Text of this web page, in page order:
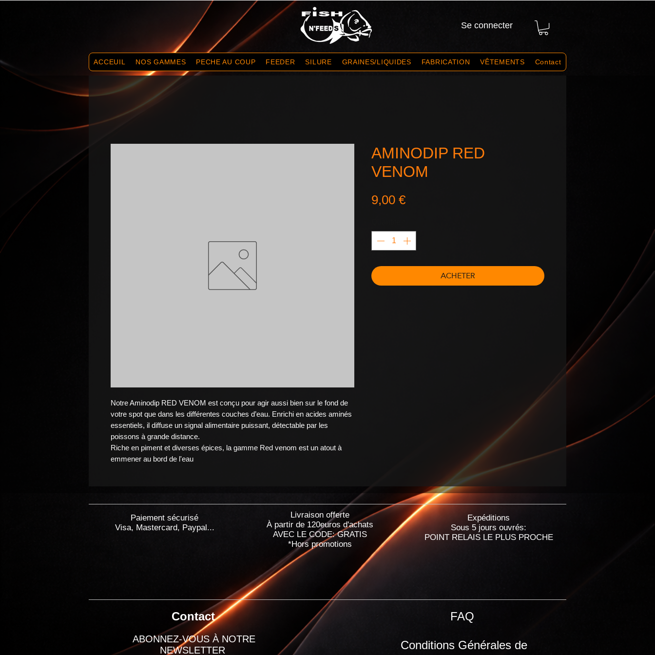
Se connecter
ACCEUIL NOS GAMMES PECHE AU COUP FEEDER SILURE GRAINES/LIQUIDES FABRICATION VÊTEMENTS Contact
Notre Aminodip RED VENOM est conçu pour agir aussi bien sur le fond de
votre spot que dans les différentes couches d’eau. Enrichi en acides aminés
essentiels, il diffuse un signal alimentaire puissant, détectable par les
poissons à grande distance.
Riche en piment et diverses épices, la gamme Red venom est un atout à
emmener au bord de l'eau
AMINODIP RED
VENOM
9,00 €Prix
ACHETER
Paiement sécurisé
Visa, Mastercard, Paypal...
Livraison offerte
À partir de 120euros d'achats
AVEC LE CODE: GRATIS
*Hors promotions
Expéditions
Sous 5 jours ouvrés:
POINT RELAIS LE PLUS PROCHE
Contact
ABONNEZ-VOUS À NOTRE
NEWSLETTER
FAQ
Conditions Générales de